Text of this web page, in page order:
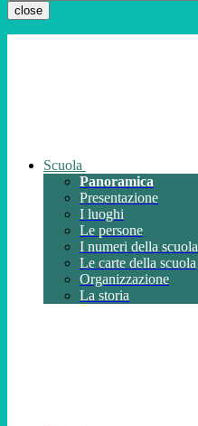
close
Scuola
Panoramica
Presentazione
I luoghi
Le persone
I numeri della scuola
Le carte della scuola
Organizzazione
La storia